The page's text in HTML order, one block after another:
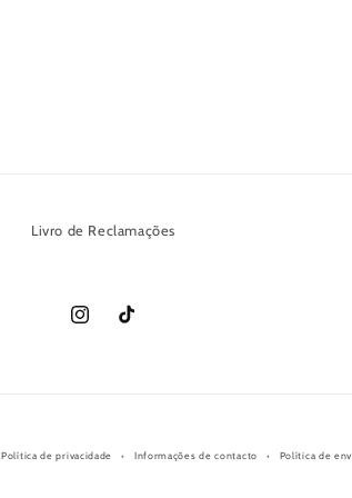
Livro de Reclamações
InstagramTikTok
Política de privacidade Informações de contacto Política de